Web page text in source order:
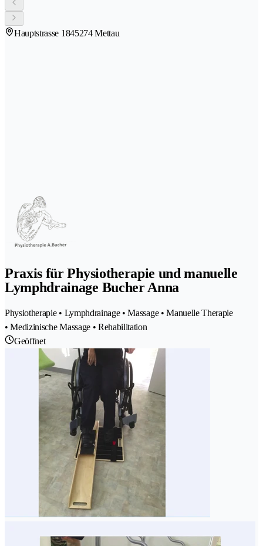
Hauptstrasse 1845274 Mettau
Praxis für Physiotherapie und manuelle
Lymphdrainage Bucher Anna
Physiotherapie • Lymphdrainage • Massage • Manuelle Therapie
• Medizinische Massage • Rehabilitation
Geöffnet